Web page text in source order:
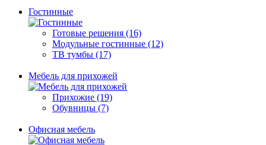
Гостинные
Готовые решения (16)
Модульные гостинные (12)
ТВ тумбы (17)
Мебель для прихожей
Прихожие (19)
Обувницы (7)
Офисная мебель